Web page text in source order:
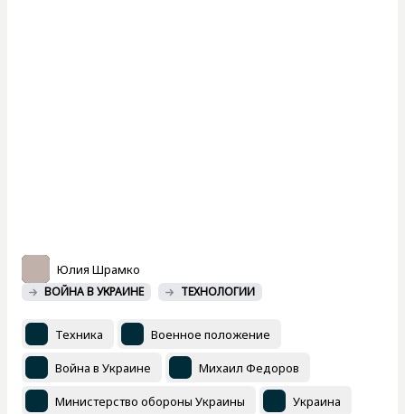
Юлия Шрамко
ВОЙНА В УКРАИНЕ ТЕХНОЛОГИИ
Техника Военное положение
Война в Украине Михаил Федоров
Министерство обороны Украины Украина